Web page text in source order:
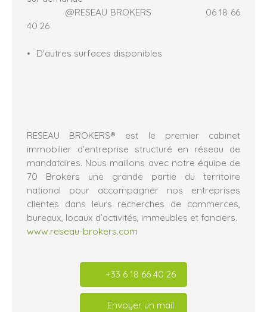
@RESEAU BROKERS 06 18 66
40 26
D'autres surfaces disponibles
RESEAU BROKERS® est le premier cabinet
immobilier d’entreprise structuré en réseau de
mandataires. Nous maillons avec notre équipe de
70 Brokers une grande partie du territoire
national pour accompagner nos entreprises
clientes dans leurs recherches de commerces,
bureaux, locaux d’activités, immeubles et fonciers.
www.reseau-brokers.com
+33 6 18 66 40 26
Envoyer un mail